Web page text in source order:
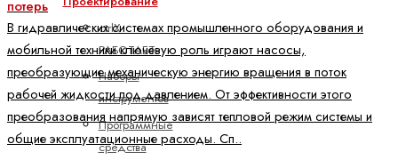
ctrlX
РАБОТАЕТ
Наборы
инструментов
Программные
средства
потерь
В гидравлических системах промышленного оборудования и
мобильной техники ключевую роль играют насосы,
преобразующие механическую энергию вращения в поток
рабочей жидкости под давлением. От эффективности этого
преобразования напрямую зависят тепловой режим системы и
общие эксплуатационные расходы. Сп..